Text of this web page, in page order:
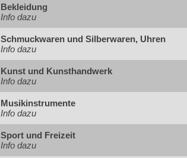
Bekleidung
Info dazu
Schmuckwaren und Silberwaren, Uhren
Info dazu
Kunst und Kunsthandwerk
Info dazu
Musikinstrumente
Info dazu
Sport und Freizeit
Info dazu